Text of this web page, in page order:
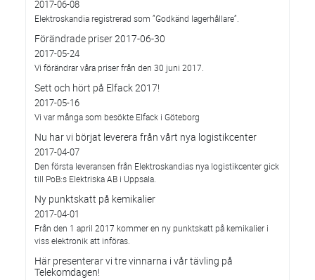
2017-06-08
Elektroskandia registrerad som ”Godkänd lagerhållare”.
Förändrade priser 2017-06-30
2017-05-24
Vi förändrar våra priser från den 30 juni 2017.
Sett och hört på Elfack 2017!
2017-05-16
Vi var många som besökte Elfack i Göteborg
Nu har vi börjat leverera från vårt nya logistikcenter
2017-04-07
Den första leveransen från Elektroskandias nya logistikcenter gick
till PoB:s Elektriska AB i Uppsala.
Ny punktskatt på kemikalier
2017-04-01
Från den 1 april 2017 kommer en ny punktskatt på kemikalier i
viss elektronik att införas.
Här presenterar vi tre vinnarna i vår tävling på
Telekomdagen!